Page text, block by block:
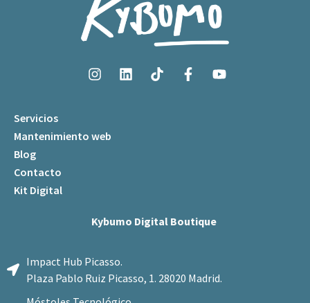
Servicios
Mantenimiento web
Blog
Contacto
Kit Digital
Kybumo Digital Boutique
Impact Hub Picasso.
Plaza Pablo Ruiz Picasso, 1. 28020 Madrid.